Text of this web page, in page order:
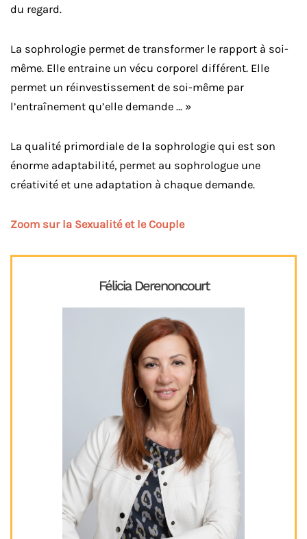
du regard.
La sophrologie permet de transformer le rapport à soi-
même. Elle entraine un vécu corporel différent. Elle
permet un réinvestissement de soi-même par
l’entraînement qu’elle demande … »
La qualité primordiale de la sophrologie qui est son
énorme adaptabilité, permet au sophrologue une
créativité et une adaptation à chaque demande.
Zoom sur la Sexualité et le Couple
Félicia Derenoncourt